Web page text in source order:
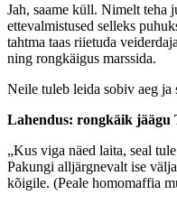
Jah, saame küll. Nimelt teha
ettevalmistused selleks
tahtma taas riietuda
ning rongkäigus marssida.
Neile tuleb leida sobiv aeg ja
Lahendus: rongkäik jäägu
„Kus viga näed laita, seal
Pakungi alljärgnevalt ise
kõigile. (Peale homomaffia